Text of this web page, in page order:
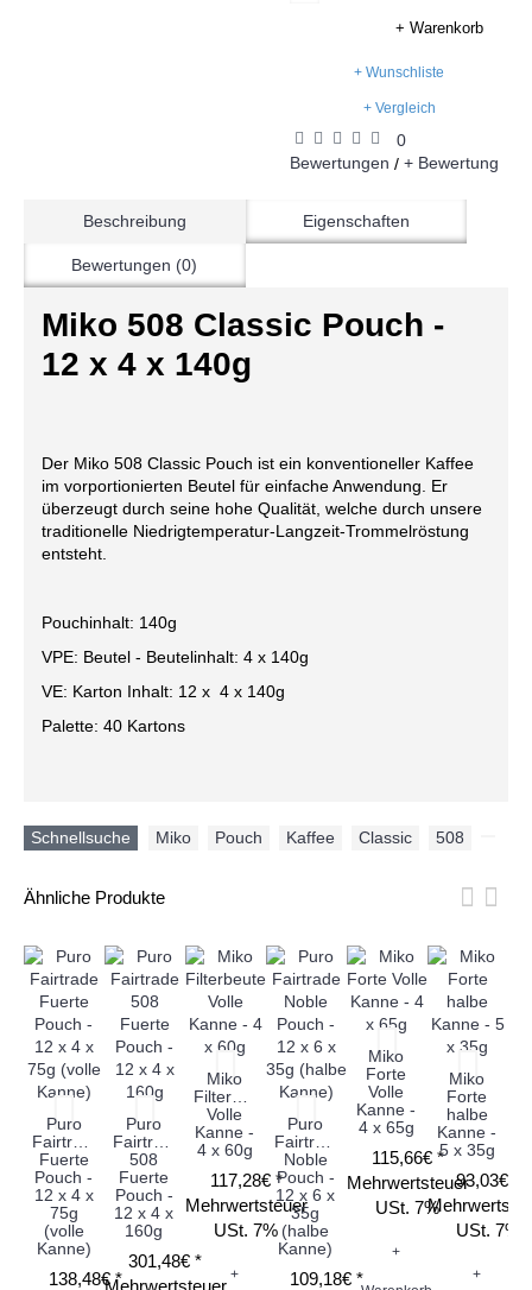
+ Warenkorb
+ Wunschliste
+ Vergleich
0
Bewertungen / + Bewertung
Beschreibung Eigenschaften
Bewertungen (0)
Miko 508 Classic Pouch -
12 x 4 x 140g
Der Miko 508 Classic Pouch ist ein konventioneller Kaffee
im vorportionierten Beutel für einfache Anwendung. Er
überzeugt durch seine hohe Qualität, welche durch unsere
traditionelle Niedrigtemperatur-Langzeit-Trommelröstung
entsteht.
Pouchinhalt: 140g
VPE: Beutel - Beutelinhalt: 4 x 140g
VE: Karton Inhalt: 12 x 4 x 140g
Palette: 40 Kartons
Schnellsuche Miko Pouch Kaffee Classic 508
Ähnliche Produkte
Puro
Fairtrade
Fuerte
Pouch -
12 x 4 x
75g
(volle
Kanne)
138,48€ *
Puro
Fairtrade
508
Fuerte
Pouch -
12 x 4 x
160g
301,48€ *
Mehrwertsteuer
Miko
Filterbeutel
Volle
Kanne -
4 x 60g
117,28€ *
Mehrwertsteuer
USt. 7%
+
Puro
Fairtrade
Noble
Pouch -
12 x 6 x
35g
(halbe
Kanne)
109,18€ *
Miko
Forte
Volle
Kanne -
4 x 65g
115,66€ *
Mehrwertsteuer
USt. 7%
+
Miko
Forte
halbe
Kanne -
5 x 35g
93,03€ *
USt. 7%
+